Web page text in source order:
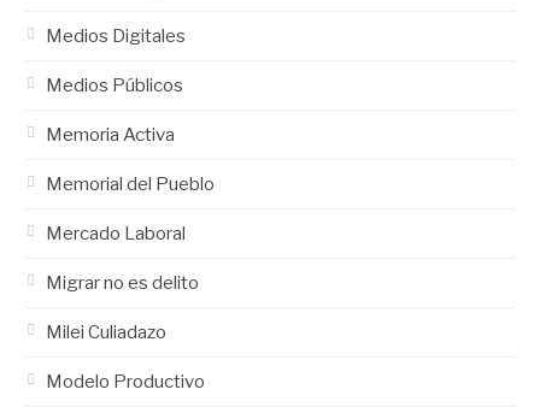
Medios Digitales
Medios Públicos
Memoria Activa
Memorial del Pueblo
Mercado Laboral
Migrar no es delito
Milei Culiadazo
Modelo Productivo